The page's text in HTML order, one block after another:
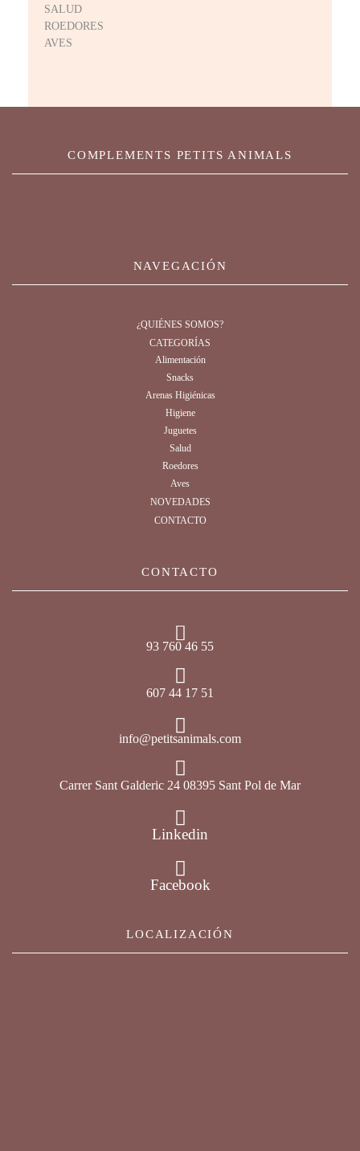
SALUD
ROEDORES
AVES
COMPLEMENTS PETITS ANIMALS
NAVEGACIÓN
¿QUIÉNES SOMOS?
CATEGORÍAS
Alimentación
Snacks
Arenas Higiénicas
Higiene
Juguetes
Salud
Roedores
Aves
NOVEDADES
CONTACTO
CONTACTO
93 760 46 55
607 44 17 51
info@petitsanimals.com
Carrer Sant Galderic 24 08395 Sant Pol de Mar
Linkedin
Facebook
LOCALIZACIÓN